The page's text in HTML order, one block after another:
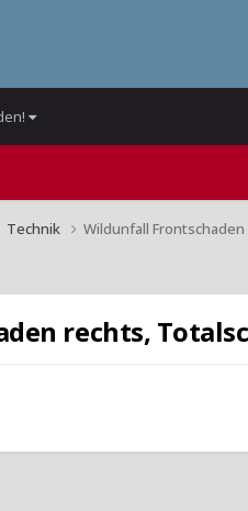
Technik Wildunfall
rechts,